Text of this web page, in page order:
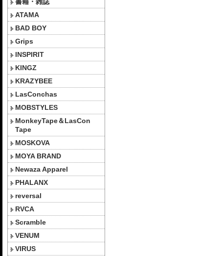
ATAMA
BAD BOY
Grips
INSPIRIT
KINGZ
KRAZYBEE
LasConchas
MOBSTYLES
MonkeyTape＆LasCon
Tape
MOSKOVA
MOYA BRAND
Newaza Apparel
PHALANX
reversal
RVCA
Scramble
VENUM
VIRUS